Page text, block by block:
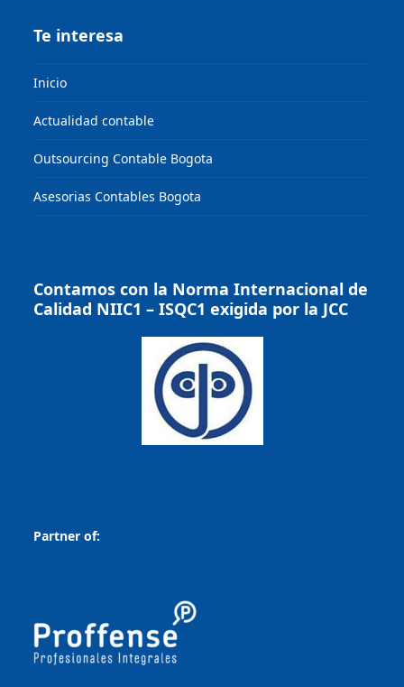
Te interesa
Inicio
Actualidad contable
Outsourcing Contable Bogota
Asesorias Contables Bogota
Contamos con la Norma Internacional de
Calidad NIIC1 – ISQC1 exigida por la JCC
Partner of: